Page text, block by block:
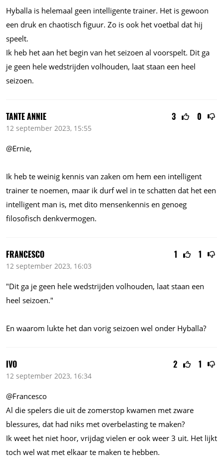
Hyballa is helemaal geen intelligente trainer. Het is gewoon
een druk en chaotisch figuur. Zo is ook het voetbal dat hij
speelt.
Ik heb het aan het begin van het seizoen al voorspelt. Dit ga
je geen hele wedstrijden volhouden, laat staan een heel
seizoen.
3 0
TANTE ANNIE
12 september 2023, 15:55
@Ernie,
Ik heb te weinig kennis van zaken om hem een intelligent
trainer te noemen, maar ik durf wel in te schatten dat het een
intelligent man is, met dito mensenkennis en genoeg
filosofisch denkvermogen.
1 1
FRANCESCO
12 september 2023, 16:03
"Dit ga je geen hele wedstrijden volhouden, laat staan een
heel seizoen."
En waarom lukte het dan vorig seizoen wel onder Hyballa?
2 1
IVO
12 september 2023, 16:34
@Francesco
Al die spelers die uit de zomerstop kwamen met zware
blessures, dat had niks met overbelasting te maken?
Ik weet het niet hoor, vrijdag vielen er ook weer 3 uit. Het lijkt
toch wel wat met elkaar te maken te hebben.